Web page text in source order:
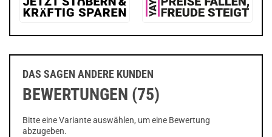
DAS SAGEN ANDERE KUNDEN
BEWERTUNGEN (75)
Bitte eine Variante auswählen, um eine Bewertung
abzugeben.